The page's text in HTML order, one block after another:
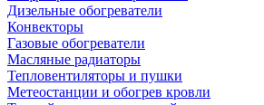
Дизельные обогреватели
Конвекторы
Газовые обогреватели
Масляные радиаторы
Тепловентиляторы и пушки
Метеостанции и обогрев кровли